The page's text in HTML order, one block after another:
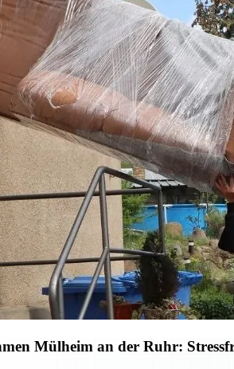
Mülheim an der Ruhr: